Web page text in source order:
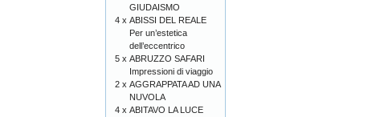
GIUDAISMO
4 x ABISSI DEL REALE
Per un’estetica
dell’eccentrico
5 x ABRUZZO SAFARI
Impressioni di viaggio
2 x AGGRAPPATA AD UNA
NUVOLA
4 x ABITAVO LA LUCE